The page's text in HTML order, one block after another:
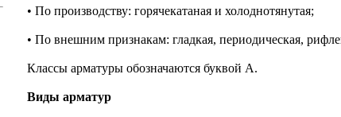
• По производству: горячекатаная и холоднотянутая;
• По внешним признакам: гладкая, периодическая,
Классы арматуры обозначаются буквой А.
Виды арматур